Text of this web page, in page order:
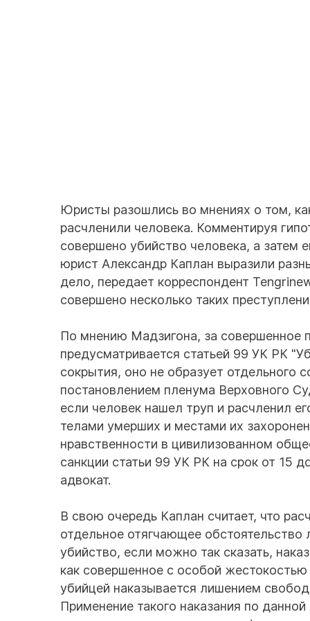
Юристы разошлись во мнениях о том,
расчленили человека. Комментируя
совершено убийство человека, а затем
юрист Александр Каплан выразили
дело, передает корреспондент
совершено несколько таких
По мнению Мадзигона, за совершенное
предусматривается статьей 99 УК РК
сокрытия, оно не образует отдельного
постановлением пленума Верховного
если человек нашел труп и расчленил
телами умерших и местами их
нравственности в цивилизованном
санкции статьи 99 УК РК на срок от 15
адвокат.
В свою очередь Каплан считает, что
отдельное отягчающее обстоятельство
убийство, если можно так сказать,
как совершенное с особой
убийцей наказывается лишением
Применение такого наказания по